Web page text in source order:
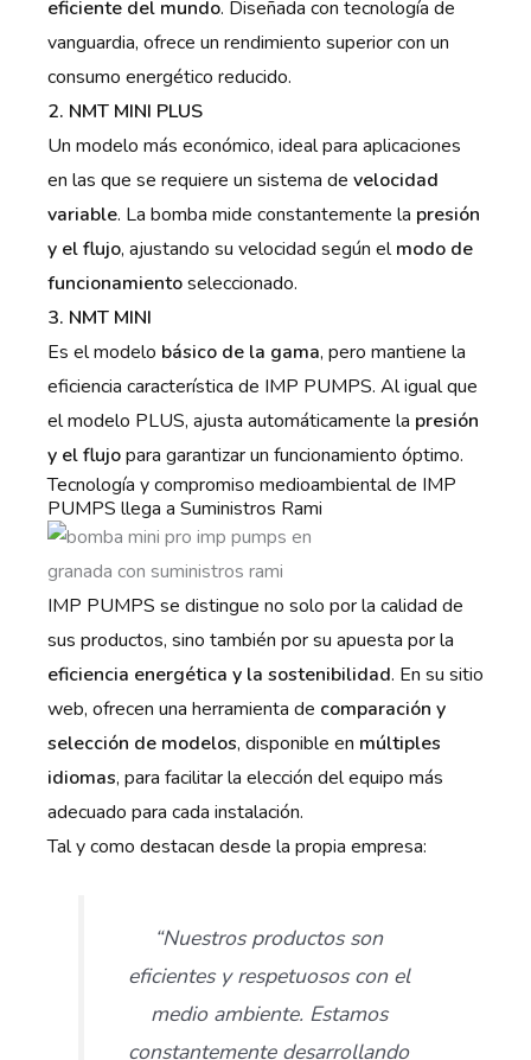
eficiente del mundo. Diseñada con tecnología de
vanguardia, ofrece un rendimiento superior con un
consumo energético reducido.
2. NMT MINI PLUS
Un modelo más económico, ideal para aplicaciones
en las que se requiere un sistema de velocidad
variable. La bomba mide constantemente la presión
y el flujo, ajustando su velocidad según elmodo de
funcionamientoseleccionado.
3. NMT MINI
Es el modelo básico de la gama, pero mantiene la
eficiencia característica de IMP PUMPS. Al igual que
el modelo PLUS, ajusta automáticamente la presión
y el flujopara garantizar un funcionamiento óptimo.
Tecnología y compromiso medioambiental de IMP
PUMPS llega a Suministros Rami
IMP PUMPS se distingue no solo por la calidad de
sus productos, sino también por su apuesta por la
eficiencia energética y la sostenibilidad. En su sitio
web, ofrecen una herramienta de comparación y
selección de modelos, disponible en múltiples
idiomas, para facilitar la elección del equipo más
adecuado para cada instalación.
Tal y como destacan desde la propia empresa:
“Nuestros productos son
eficientes y respetuosos con el
medio ambiente. Estamos
constantemente desarrollando